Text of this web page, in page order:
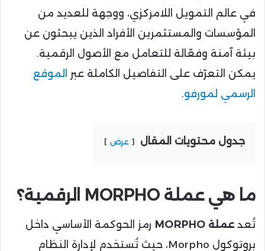
في عالم التمويل اللامركزي، ووجهة للعديد من
المؤسسات والمستثمرين الأفراد الذين يبحثون عن
بيئة آمنة وفعّالة للتعامل مع الأصول الرقمية.
يمكن التعرّف على التفاصيل الكاملة عبر
الموقع
الرسمي لمورفو.
جدول محتويات المقال عرض
ما هي عملة MORPHO الرقمية؟
تُعدعملة MORPHO
رمز الحوكمة الأساسي داخل
بروتوكول Morpho، حيث تُستخدم لإدارة النظام